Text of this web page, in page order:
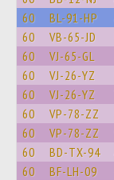
60 BL-91-HP
60 VB-65-JD
60 VJ-65-GL
60 VJ-26-YZ
60 VJ-26-YZ
60 VP-78-ZZ
60 VP-78-ZZ
60 BD-TX-94
60 BF-LH-09